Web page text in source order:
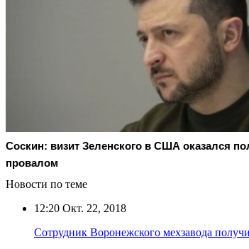
Соскин: визит Зеленского в США оказался
провалом
Новости по теме
12:20 Окт. 22, 2018
Сотрудник Воронежского мехзавода